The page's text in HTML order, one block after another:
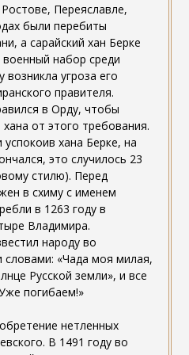
Переяславле,
были перебиты
а сарайский хан Берке
набор среди
возникла угроза его
правителя.
в Орду, чтобы
от этого требования.
хана Берке, на
это случилось 23
стилю). Перед
в схиму с именем
в 1263 году в
Владимира.
народу во
словами: «Чада моя милая,
Русской земли», и все
погибаем!»
нетленных
В 1491 году во